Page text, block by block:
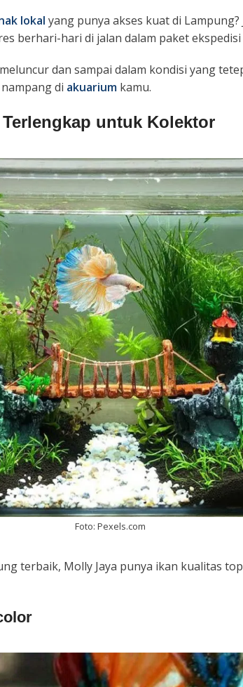
lokal yang punya akses kuat di
berhari-hari di jalan dalam paket
dan sampai dalam kondisi yang
di akuarium kamu.
untuk Kolektor
Foto: Pexels.com
terbaik, Molly Jaya punya ikan kualitas